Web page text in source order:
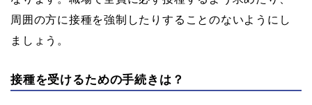
周囲の方に接種を強制したりすることのないようにし
ましょう。
接種を受けるための手続きは？